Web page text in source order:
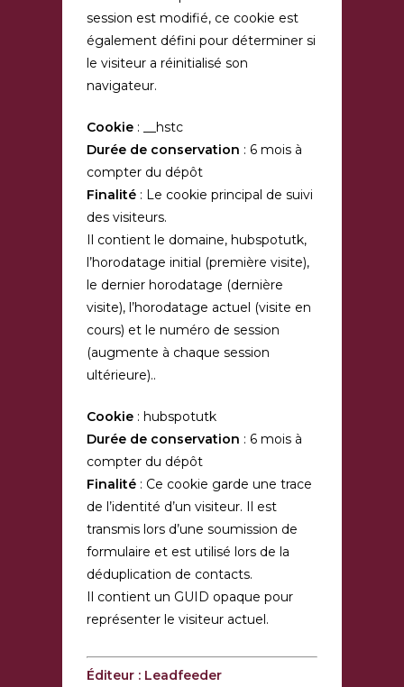
session est modifié, ce cookie est
également défini pour déterminer si
le visiteur a réinitialisé son
navigateur.
Cookie : __hstc
Durée de conservation : 6 mois à
compter du dépôt
Finalité : Le cookie principal de suivi
des visiteurs.
Il contient le domaine, hubspotutk,
l’horodatage initial (première visite),
le dernier horodatage (dernière
visite), l’horodatage actuel (visite en
cours) et le numéro de session
(augmente à chaque session
ultérieure)..
Cookie : hubspotutk
Durée de conservation : 6 mois à
compter du dépôt
Finalité : Ce cookie garde une trace
de l’identité d’un visiteur. Il est
transmis lors d’une soumission de
formulaire et est utilisé lors de la
déduplication de contacts.
Il contient un GUID opaque pour
représenter le visiteur actuel.
Éditeur : Leadfeeder